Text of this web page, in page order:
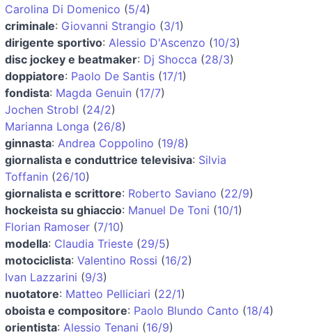
Carolina Di Domenico (5/4)
criminale: Giovanni Strangio (3/1)
dirigente sportivo: Alessio D'Ascenzo (10/3)
disc jockey e beatmaker: Dj Shocca (28/3)
doppiatore: Paolo De Santis (17/1)
fondista: Magda Genuin (17/7)
Jochen Strobl (24/2)
Marianna Longa (26/8)
ginnasta: Andrea Coppolino (19/8)
giornalista e conduttrice televisiva: Silvia
Toffanin (26/10)
giornalista e scrittore: Roberto Saviano (22/9)
hockeista su ghiaccio: Manuel De Toni (10/1)
Florian Ramoser (7/10)
modella: Claudia Trieste (29/5)
motociclista: Valentino Rossi (16/2)
Ivan Lazzarini (9/3)
nuotatore: Matteo Pelliciari (22/1)
oboista e compositore: Paolo Blundo Canto (18/4)
orientista: Alessio Tenani (16/9)